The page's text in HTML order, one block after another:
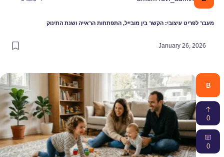
מעבר לפריט עיצובי: הקשר בין מובייל, התפתחות הראייה ושנת התינוק
January 26, 2026
B
0
0